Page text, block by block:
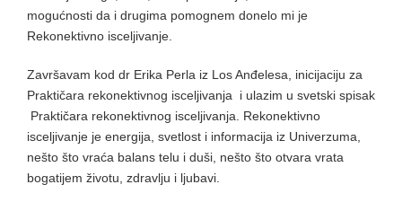
mogućnosti da i drugima pomognem donelo mi je
Rekonektivno isceljivanje.
Završavam kod dr Erika Perla iz Los Anđelesa, inicijaciju za
Praktičara rekonektivnog isceljivanja i ulazim u svetski spisak
Praktičara rekonektivnog isceljivanja. Rekonektivno
isceljivanje je energija, svetlost i informacija iz Univerzuma,
nešto što vraća balans telu i duši, nešto što otvara vrata
bogatijem životu, zdravlju i ljubavi.